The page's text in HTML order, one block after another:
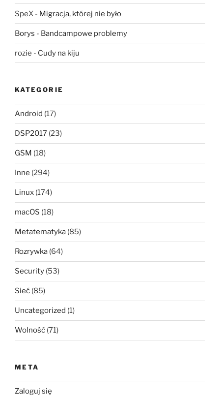
SpeX - Migracja, której nie było
Borys - Bandcampowe problemy
rozie - Cudy na kiju
KATEGORIE
Android (17)
DSP2017 (23)
GSM (18)
Inne (294)
Linux (174)
macOS (18)
Metatematyka (85)
Rozrywka (64)
Security (53)
Sieć (85)
Uncategorized (1)
Wolność (71)
META
Zaloguj się